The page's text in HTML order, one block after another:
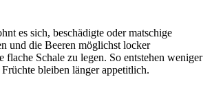
es sich, beschädigte oder matschige
und die Beeren möglichst locker
flache Schale zu legen. So entstehen weniger
bleiben länger appetitlich.